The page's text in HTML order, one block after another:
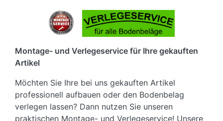
Montage- und Verlegeservice für Ihre gekauften
Artikel
Möchten Sie Ihre bei uns gekauften Artikel
professionell aufbauen oder den Bodenbelag
verlegen lassen? Dann nutzen Sie unseren
praktischen Montage- und Verlegeservice! Unsere